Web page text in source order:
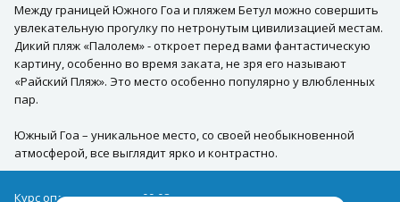
Между границей Южного Гоа и пляжем Бетул можно совершить
увлекательную прогулку по нетронутым цивилизацией местам.
Дикий пляж «Палолем» - откроет перед вами фантастическую
картину, особенно во время заката, не зря его называют
«Райский Пляж». Это место особенно популярно у влюбленных
пар.
Южный Гоа – уникальное место, со своей необыкновенной
атмосферой, все выглядит ярко и контрастно.
Курс оплаты туров на 09.08